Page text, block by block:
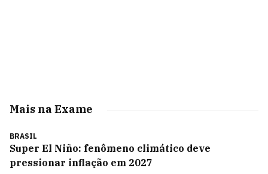
Mais na Exame
BRASIL
Super El Niño: fenômeno climático deve
pressionar inflação em 2027